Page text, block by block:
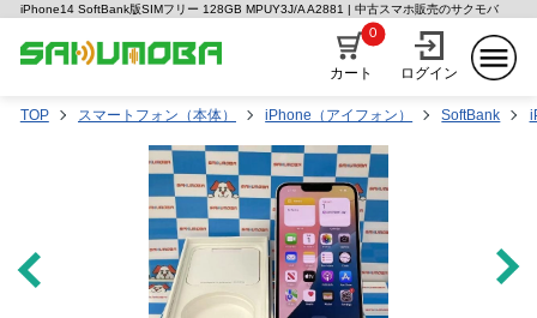
iPhone14 SoftBank版SIMフリー 128GB MPUY3J/A A2881 | 中古スマホ販売のサクモバ
カート
0
ログイン
TOP スマートフォン（本体） iPhone（アイフォン） SoftBank